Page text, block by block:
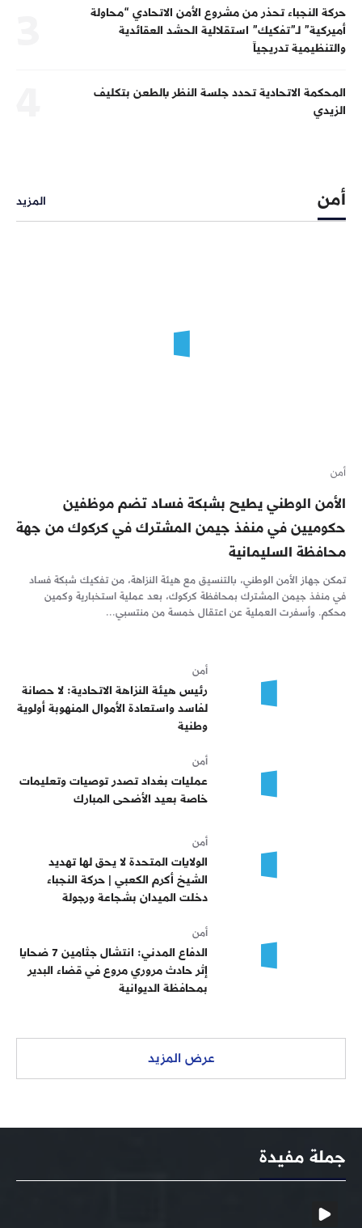
حركة النجباء تحذر من مشروع الأمن الاتحادي “محاولة
أميركية” لـ”تفكيك” استقلالية الحشد العقائدية
والتنظيمية تدريجياً
المحكمة الاتحادية تحدد جلسة النظر بالطعن بتكليف
الزيدي
أمن المزيد
أمن
الأمن الوطني يطيح بشبكة فساد تضم موظفين
حكوميين في منفذ جيمن المشترك في كركوك من جهة
محافظة السليمانية
تمكن جهاز الأمن الوطني، بالتنسيق مع هيئة النزاهة، من تفكيك شبكة فساد
في منفذ جيمن المشترك بمحافظة كركوك، بعد عملية استخبارية وكمين
محكم. وأسفرت العملية عن اعتقال خمسة من منتسبي...
أمن
رئيس هيئة النزاهة الاتحادية: لا حصانة
لفاسد واستعادة الأموال المنهوبة أولوية
وطنية
أمن
عمليات بغداد ‏تصدر توصيات وتعليمات
خاصة بعيد الأضحى المبارك
أمن
الولايات المتحدة لا يحق لها تهديد
الشيخ أكرم الكعبي | حركة النجباء
دخلت الميدان بشجاعة ورجولة
أمن
الدفاع المدني: انتشال جثامين 7 ضحايا
إثر حادث مروري مروع في قضاء البدير
بمحافظة الديوانية
عرض المزيد
جملة مفيدة